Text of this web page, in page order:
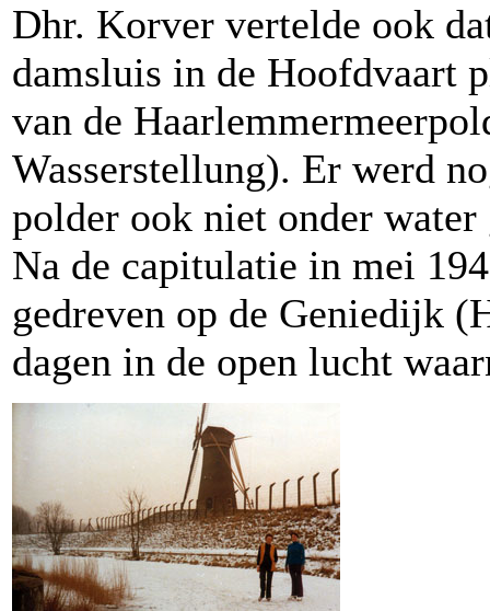
Dhr. Korver vertelde ook
damsluis in de Hoofdvaart
van de
Wasserstellung). Er werd
polder ook niet onder water
Na de capitulatie in mei
gedreven op de Geniedijk
dagen in de open lucht